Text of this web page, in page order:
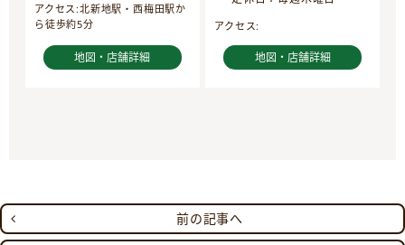
アクセス:北新地駅・西梅田駅か
ら徒歩約5分
地図・店舗詳細
アクセス:
地図・店舗詳細
前の記事へ